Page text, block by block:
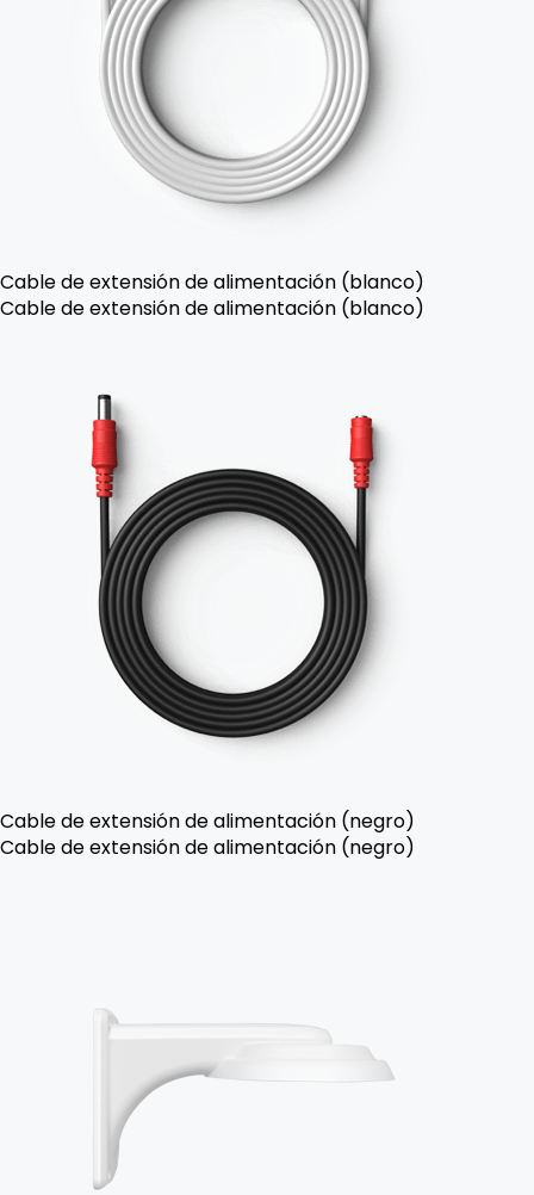
Cable de extensión de alimentación (blanco)
Cable de extensión de alimentación (blanco)
Cable de extensión de alimentación (negro)
Cable de extensión de alimentación (negro)